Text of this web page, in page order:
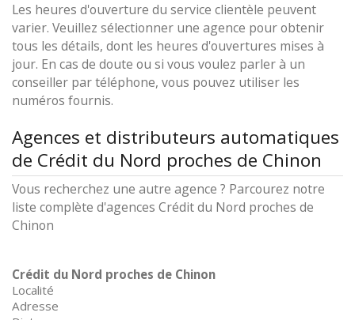
Les heures d'ouverture du service clientèle peuvent
varier. Veuillez sélectionner une agence pour obtenir
tous les détails, dont les heures d'ouvertures mises à
jour. En cas de doute ou si vous voulez parler à un
conseiller par téléphone, vous pouvez utiliser les
numéros fournis.
Agences et distributeurs automatiques
de Crédit du Nord proches de Chinon
Vous recherchez une autre agence ? Parcourez notre
liste complète d'agences Crédit du Nord proches de
Chinon
Crédit du Nord proches de Chinon
Localité
Adresse